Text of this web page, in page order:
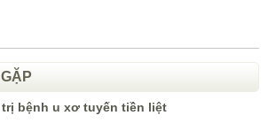
ho, thanh nhiệt, lợi tiểu